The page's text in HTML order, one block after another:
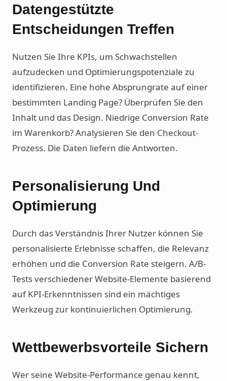
Datengestützte
Entscheidungen Treffen
Nutzen Sie Ihre KPIs, um Schwachstellen
aufzudecken und Optimierungspotenziale zu
identifizieren. Eine hohe Absprungrate auf einer
bestimmten Landing Page? Überprüfen Sie den
Inhalt und das Design. Niedrige Conversion Rate
im Warenkorb? Analysieren Sie den Checkout-
Prozess. Die Daten liefern die Antworten.
Personalisierung Und
Optimierung
Durch das Verständnis Ihrer Nutzer können Sie
personalisierte Erlebnisse schaffen, die Relevanz
erhöhen und die Conversion Rate steigern. A/B-
Tests verschiedener Website-Elemente basierend
auf KPI-Erkenntnissen sind ein mächtiges
Werkzeug zur kontinuierlichen Optimierung.
Wettbewerbsvorteile Sichern
Wer seine Website-Performance genau kennt,